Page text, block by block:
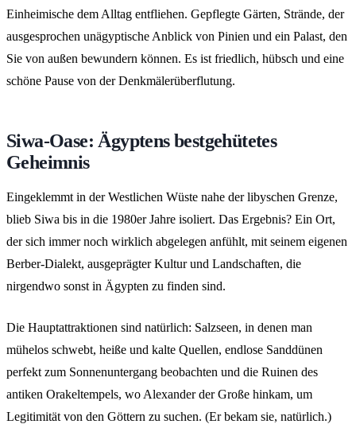
Einheimische dem Alltag entfliehen. Gepflegte Gärten, Strände, der
ausgesprochen unägyptische Anblick von Pinien und ein Palast, den
Sie von außen bewundern können. Es ist friedlich, hübsch und eine
schöne Pause von der Denkmälerüberflutung.
Siwa-Oase: Ägyptens bestgehütetes
Geheimnis
Eingeklemmt in der Westlichen Wüste nahe der libyschen Grenze,
blieb Siwa bis in die 1980er Jahre isoliert. Das Ergebnis? Ein Ort,
der sich immer noch wirklich abgelegen anfühlt, mit seinem eigenen
Berber-Dialekt, ausgeprägter Kultur und Landschaften, die
nirgendwo sonst in Ägypten zu finden sind.
Die Hauptattraktionen sind natürlich: Salzseen, in denen man
mühelos schwebt, heiße und kalte Quellen, endlose Sanddünen
perfekt zum Sonnenuntergang beobachten und die Ruinen des
antiken Orakeltempels, wo Alexander der Große hinkam, um
Legitimität von den Göttern zu suchen. (Er bekam sie, natürlich.)